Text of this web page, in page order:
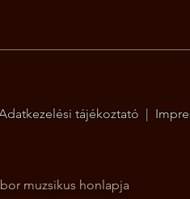
tájékoztató |
muzsikus honlapja